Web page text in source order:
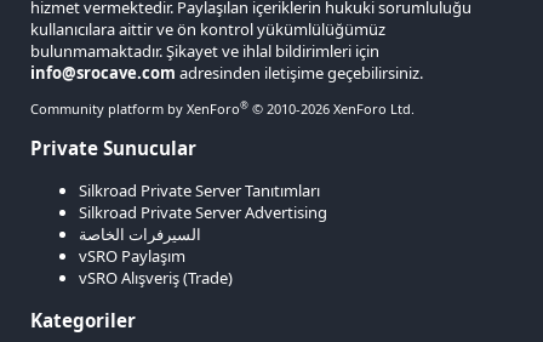
hizmet vermektedir. Paylaşılan içeriklerin hukuki sorumluluğu
kullanıcılara aittir ve ön kontrol yükümlülüğümüz
bulunmamaktadır. Şikayet ve ihlal bildirimleri için
info@srocave.com adresinden iletişime geçebilirsiniz.
Community platform by XenForo® © 2010-2026 XenForo Ltd.
Private Sunucular
Silkroad Private Server Tanıtımları
Silkroad Private Server Advertising
السيرفرات الخاصة
vSRO Paylaşım
vSRO Alışveriş (Trade)
Kategoriler